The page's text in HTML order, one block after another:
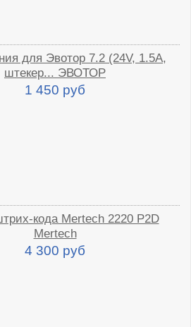
для Эвотор 7.2 (24V, 1.5A,
штекер... ЭВОТОР
1 450 руб
кода Mertech 2220 P2D
Mertech
4 300 руб